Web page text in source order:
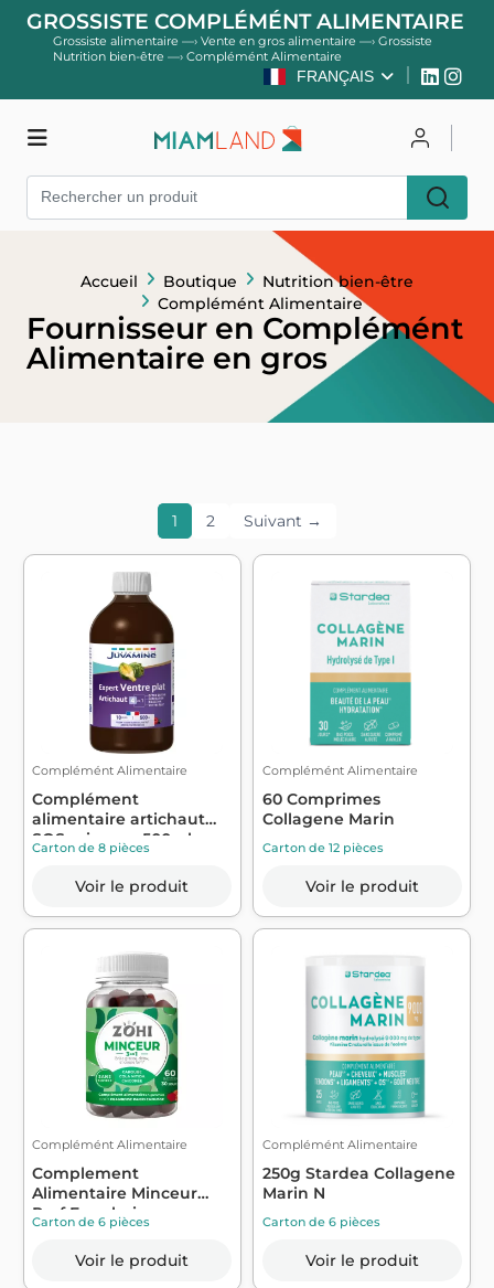
GROSSISTE COMPLÉMÉNT ALIMENTAIRE
Grossiste alimentaire —› Vente en gros alimentaire —› Grossiste
Nutrition bien-être —›Complémént Alimentaire
FRANÇAIS
Accueil Boutique
Nutrition bien-être
Complémént Alimentaire
Fournisseur en Complémént
Alimentaire en gros
1 2 Suivant →
Complémént Alimentaire
Complément
alimentaire artichaut
SOS minceur 500ml - ...
Carton de 8 pièces
Voir le produit
Complémént Alimentaire
60 Comprimes
Collagene Marin
Carton de 12 pièces
Voir le produit
Complémént Alimentaire
Complement
Alimentaire Minceur
Parf Framboise
Pamplem...
Carton de 6 pièces
Voir le produit
Complémént Alimentaire
250g Stardea Collagene
Marin N
Carton de 6 pièces
Voir le produit
Boutique
S'inscrire